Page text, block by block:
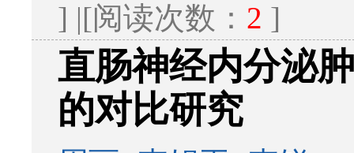
] |[阅读次数： 2 ]
直肠神经内分泌
的对比研究